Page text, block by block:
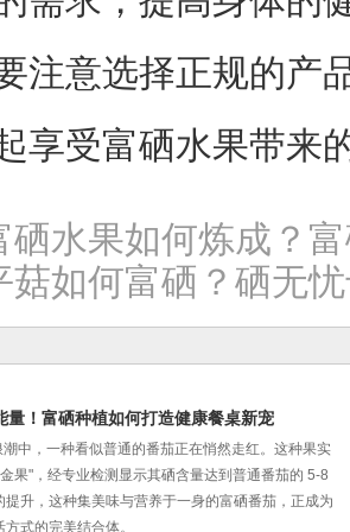
注意选择正规的产
享受富硒水果带来
硒水果如何炼成？
菇如何富硒？硒无
！富硒种植如何打造健康餐桌新宠
中，一种看似普通的番茄正在悄然走红。这种果实
果"，经专业检测显示其硒含量达到普通番茄的 5-8
升，这种集美味与营养于一身的富硒番茄，正成为
式的完美结合体。